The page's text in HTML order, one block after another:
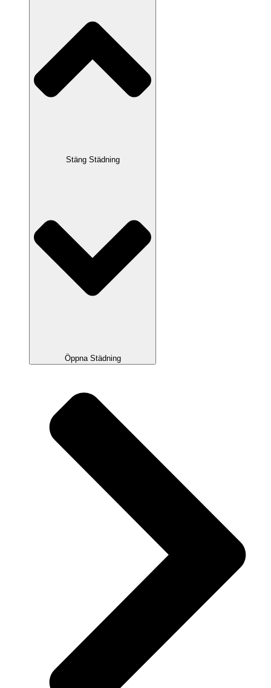
Stäng Städning
Öppna Städning